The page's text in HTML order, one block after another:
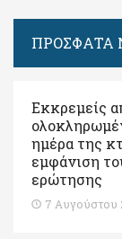
ΠΡΟΣΦΑΤΑ
Εκκρεμείς
ημέρα της
εμφάνιση
ερώτησης
7 Αυγούστου